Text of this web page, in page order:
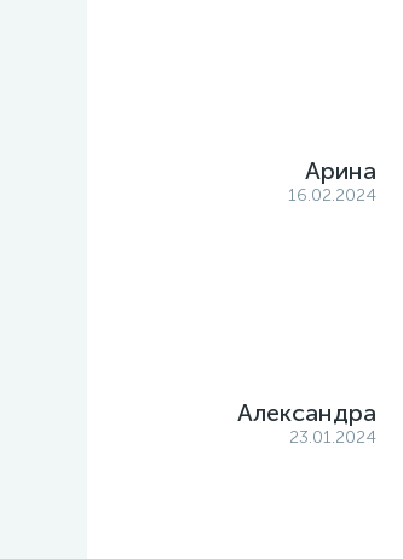
Арина
16.02.2024
Александра
23.01.2024